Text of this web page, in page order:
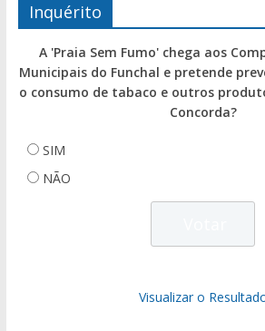
Inquérito
A 'Praia Sem Fumo' chega aos
Municipais do Funchal e pretende
o consumo de tabaco e outros
Concorda?
SIM
NÃO
Visualizar o